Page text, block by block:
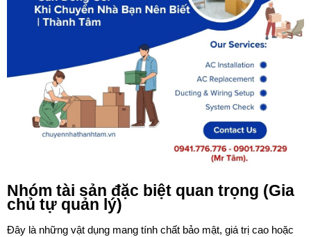
Nhóm tài sản đặc biệt quan trọng (Gia
chủ tự quản lý)
Đây là những vật dụng mang tính chất bảo mật, giá trị cao hoặc